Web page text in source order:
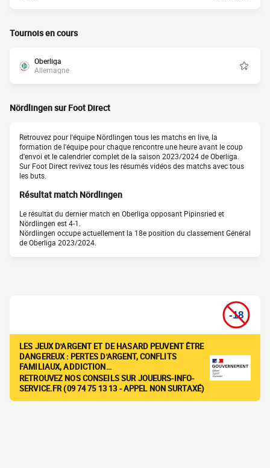
Tournois en cours
Oberliga
Allemagne
Nördlingen sur Foot Direct
Retrouvez pour l'équipe Nördlingen tous les matchs en live, la
formation de l'équipe pour chaque rencontre une heure avant le coup
d'envoi et le calendrier complet de la saison 2023/2024 de Oberliga.
Sur Foot Direct revivez tous les résumés vidéos des matchs avec tous
les buts.
Résultat match Nördlingen
Le résultat du dernier match en Oberliga opposant Pipinsried et
Nördlingen est 4-1.
Nördlingen occupe actuellement la 18e position du classement Général
de Oberliga 2023/2024.
LES JEUX D'ARGENT ET DE HASARD PEUVENT ÊTRE
DANGEREUX : PERTES D'ARGENT, CONFLITS
FAMILIAUX, ADDICTION…
RETROUVEZ NOS CONSEILS SUR JOUEURS-INFO-
SERVICE.FR (09 74 75 13 13 - APPEL NON SURTAXÉ)